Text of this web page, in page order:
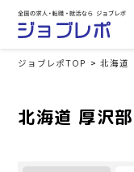
ジョブレポTOP 北海道
北海道 厚沢